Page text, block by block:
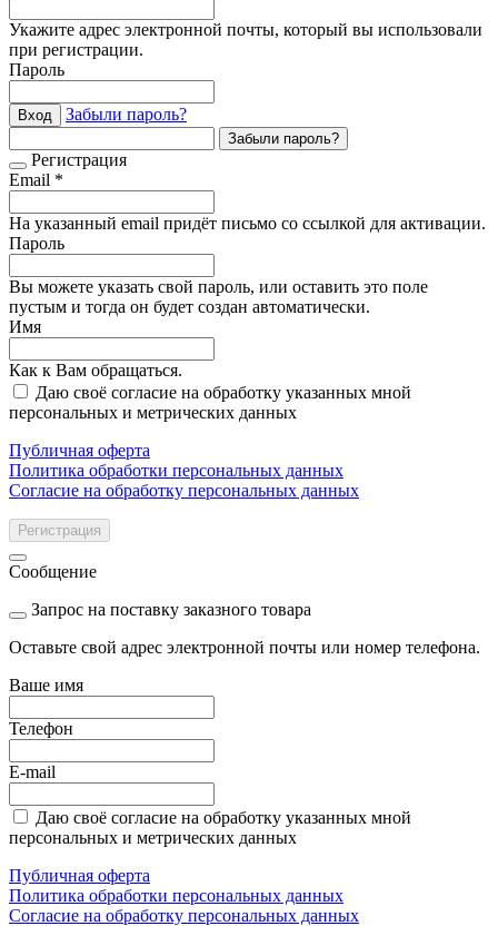
Укажите адрес электронной почты, который вы использовали
при регистрации.
Пароль
Вход Забыли пароль?
Забыли пароль?
Регистрация
Email *
На указанный email придёт письмо со ссылкой для активации.
Пароль
Вы можете указать свой пароль, или оставить это поле
пустым и тогда он будет создан автоматически.
Имя
Как к Вам обращаться.
Даю своё согласие на обработку указанных мной
персональных и метрических данных
Публичная оферта
Политика обработки персональных данных
Согласие на обработку персональных данных
Регистрация
Сообщение
Запрос на поставку заказного товара
Оставьте свой адрес электронной почты или номер телефона.
Ваше имя
Телефон
E-mail
Даю своё согласие на обработку указанных мной
персональных и метрических данных
Публичная оферта
Политика обработки персональных данных
Согласие на обработку персональных данных